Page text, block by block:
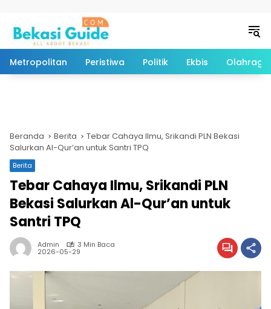
Metropolitan Peristiwa Politik Ekbis Olahraga
Beranda Berita
Tebar Cahaya Ilmu, Srikandi PLN Bekasi
Salurkan Al-Qur’an untuk Santri TPQ
Berita
Tebar Cahaya Ilmu, Srikandi PLN
Bekasi Salurkan Al-Qur’an untuk
Santri TPQ
Admin 3 Min Baca
2026-05-29